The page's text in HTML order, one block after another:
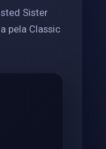
Sister
pela Classic